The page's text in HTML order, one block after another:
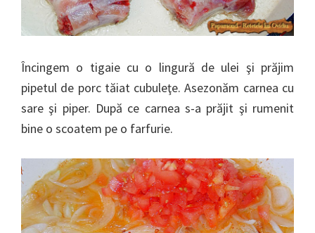
Încingem o tigaie cu o lingură de ulei şi prăjim
pipetul de porc tăiat cubuleţe. Asezonăm carnea cu
sare şi piper. După ce carnea s-a prăjit şi rumenit
bine o scoatem pe o farfurie.